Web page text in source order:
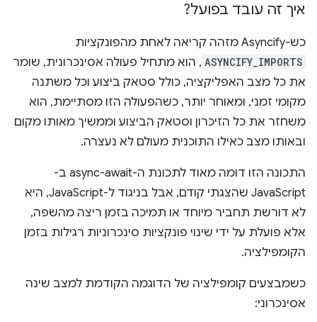
איך זה עובד בפועל?
כש-Asyncify מזהה קריאה לאחת מהפונקציות
ASYNCIFY_IMPORTS , הוא מתחיל פעולה אסינכרונית, שומר
את כל מצב האפליקציה, כולל סטאק ביצוע וכל משתנה
מקומי זמני, ומאוחר יותר, כשהפעולה הזו מסתיימת, הוא
משחזר את כל הזיכרון וסטאק הביצוע וממשיך מאותו מקום
ובאותו מצב כאילו התוכנית מעולם לא נעצרה.
התכונה הזו דומה מאוד לתכונת ה-async-await ב-
JavaScript שהצגתי קודם, אבל בניגוד ל-JavaScript, היא
לא דורשת תחביר מיוחד או תמיכה בזמן ריצה מהשפה,
אלא פועלת על ידי שינוי פונקציות סינכרוניות רגילות בזמן
הקומפילציה.
כשמבצעים קומפילציה של הדוגמה הקודמת למצב שינה
אסינכרוני: